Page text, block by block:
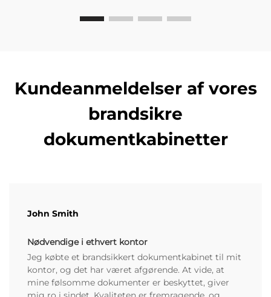
Kundeanmeldelser af vores
brandsikre
dokumentkabinetter
John Smith
Nødvendige i ethvert kontor
Jeg købte et brandsikkert dokumentkabinet til mit
kontor, og det har været afgørende. At vide, at
mine følsomme dokumenter er beskyttet, giver